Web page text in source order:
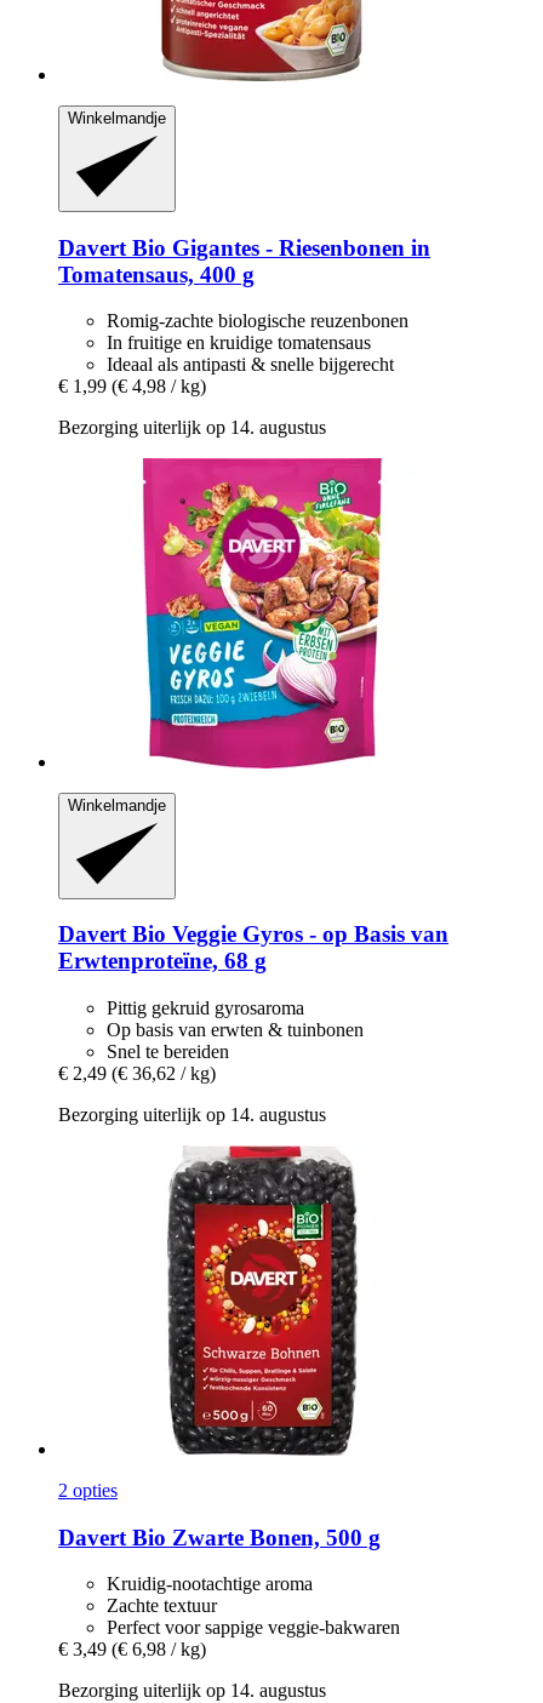
Winkelmandje
Davert Bio Gigantes -​ Riesenbonen in
Tomatensaus, 400 g
Romig-zachte biologische reuzenbonen
In fruitige en kruidige tomatensaus
Ideaal als antipasti & snelle bijgerecht
€ 1,99 (€ 4,98 / kg)
Bezorging uiterlijk op 14. augustus
Winkelmandje
DavertBio Veggie Gyros -​ op Basis van
Erwtenproteïne, 68 g
Pittig gekruid gyrosaroma
Op basis van erwten & tuinbonen
Snel te bereiden
€ 2,49 (€ 36,62 / kg)
Bezorging uiterlijk op 14. augustus
2 opties
Davert Bio Zwarte Bonen, 500 g
Kruidig-nootachtige aroma
Zachte textuur
Perfect voor sappige veggie-bakwaren
€ 3,49 (€ 6,98 / kg)
Bezorging uiterlijk op 14. augustus